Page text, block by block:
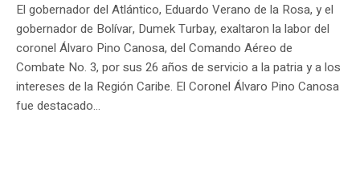
El gobernador del Atlántico, Eduardo Verano de la Rosa, y el
gobernador de Bolívar, Dumek Turbay, exaltaron la labor del
coronel Álvaro Pino Canosa, del Comando Aéreo de
Combate No. 3, por sus 26 años de servicio a la patria y a los
intereses de la Región Caribe. El Coronel Álvaro Pino Canosa
fue destacado...